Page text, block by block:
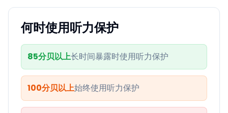
何时使用听力保护
85分贝以上长时间暴露时使用听力保护
100分贝以上始终使用听力保护